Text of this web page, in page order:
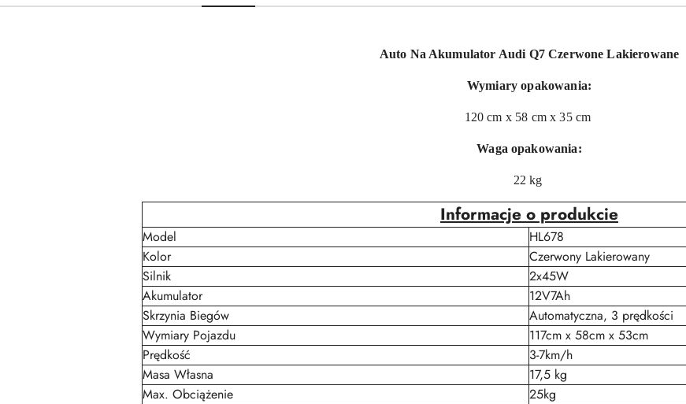
Auto Na Akumulator Audi Q7 Czerwone Lakierowane
Wymiary opakowania:
120 cm x 58 cm x 35 cm
Waga opakowania:
22 kg
Informacje o produkcie
Model
HL678
Kolor
Czerwony Lakierowany
Silnik
2x45W
Akumulator
12V7Ah
Skrzynia Biegów
Automatyczna, 3 prędkości
Wymiary Pojazdu
117cm x 58cm x 53cm
Prędkość
3-7km/h
Masa Własna
17,5 kg
Max. Obciążenie
25kg